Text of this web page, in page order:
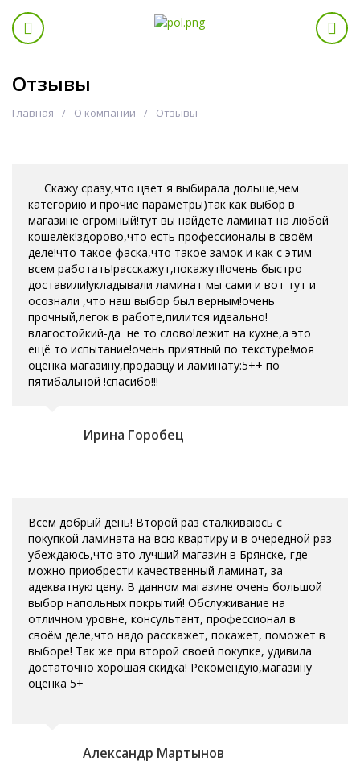
Отзывы
Главная О компании Отзывы
Скажу сразу,что цвет я выбирала дольше,чем
категорию и прочие параметры)так как выбор в
магазине огромный!тут вы найдёте ламинат на любой
кошелёк!здорово,что есть профессионалы в своём
деле!что такое фаска,что такое замок и как с этим
всем работать!расскажут,покажут!!очень быстро
доставили!укладывали ламинат мы сами и вот тут и
осознали ,что наш выбор был верным!очень
прочный,легок в работе,пилится идеально!
влагостойкий-да не то слово!лежит на кухне,а это
ещё то испытание!очень приятный по текстуре!моя
оценка магазину,продавцу и ламинату:5++ по
пятибальной !спасибо!!!
Ирина Горобец
Всем добрый день! Второй раз сталкиваюсь с
покупкой ламината на всю квартиру и в очередной раз
убеждаюсь,что это лучший магазин в Брянске, где
можно приобрести качественный ламинат, за
адекватную цену. В данном магазине очень большой
выбор напольных покрытий! Обслуживание на
отличном уровне, консультант, профессионал в
своём деле,что надо расскажет, покажет, поможет в
выборе! Так же при второй своей покупке, удивила
достаточно хорошая скидка! Рекомендую,магазину
оценка 5+
Александр Мартынов